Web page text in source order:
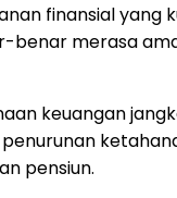
finansial yang
merasa
keuangan
pensiun.